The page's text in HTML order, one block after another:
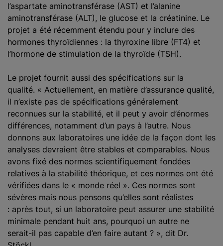
l’aspartate aminotransférase (AST) et l’alanine
aminotransférase (ALT), le glucose et la créatinine. Le
projet a été récemment étendu pour y inclure des
hormones thyroïdiennes : la thyroxine libre (FT4) et
l’hormone de stimulation de la thyroïde (TSH).
Le projet fournit aussi des spécifications sur la
qualité. « Actuellement, en matière d’assurance qualité,
il n’existe pas de spécifications généralement
reconnues sur la stabilité, et il peut y avoir d’énormes
différences, notamment d’un pays à l’autre. Nous
donnons aux laboratoires une idée de la façon dont les
analyses devraient être stables et comparables. Nous
avons fixé des normes scientifiquement fondées
relatives à la stabilité théorique, et ces normes ont été
vérifiées dans le « monde réel ». Ces normes sont
sévères mais nous pensons qu’elles sont réalistes
: après tout, si un laboratoire peut assurer une stabilité
minimale pendant huit ans, pourquoi un autre ne
serait-il pas capable d’en faire autant ? », dit Dr.